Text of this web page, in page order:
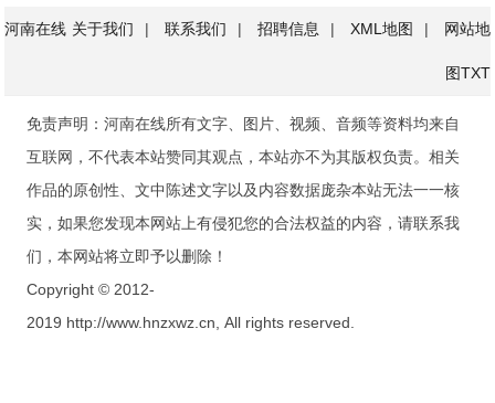
河南在线 关于我们 | 联系我们 | 招聘信息 | XML地图 | 网站地
图TXT
免责声明：河南在线所有文字、图片、视频、音频等资料均来自
互联网，不代表本站赞同其观点，本站亦不为其版权负责。相关
作品的原创性、文中陈述文字以及内容数据庞杂本站无法一一核
实，如果您发现本网站上有侵犯您的合法权益的内容，请联系我
们，本网站将立即予以删除！
Copyright © 2012-
2019 http://www.hnzxwz.cn, All rights reserved.